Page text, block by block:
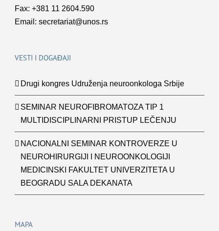
Fax: +381 11 2604.590
Email: secretariat@unos.rs
VESTI I DOGAĐAJI
Drugi kongres Udruženja neuroonkologa Srbije
SEMINAR NEUROFIBROMATOZA TIP 1
MULTIDISCIPLINARNI PRISTUP LEČENJU
NACIONALNI SEMINAR KONTROVERZE U
NEUROHIRURGIJI I NEUROONKOLOGIJI
MEDICINSKI FAKULTET UNIVERZITETA U
BEOGRADU SALA DEKANATA
MAPA